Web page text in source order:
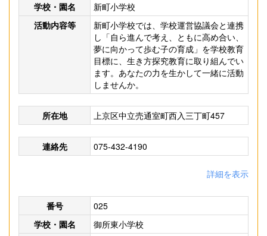
学校・園名
新町小学校
活動内容等
新町小学校では、学校運営協議会と連携
し「自ら進んで考え、ともに高め合い、
夢に向かって歩む子の育成」を学校教育
目標に、生き方探究教育に取り組んでい
ます。あなたの力を生かして一緒に活動
しませんか。
所在地 上京区中立売通室町西入三丁町457
連絡先 075-432-4190
詳細を表示
番号
025
学校・園名
御所東小学校